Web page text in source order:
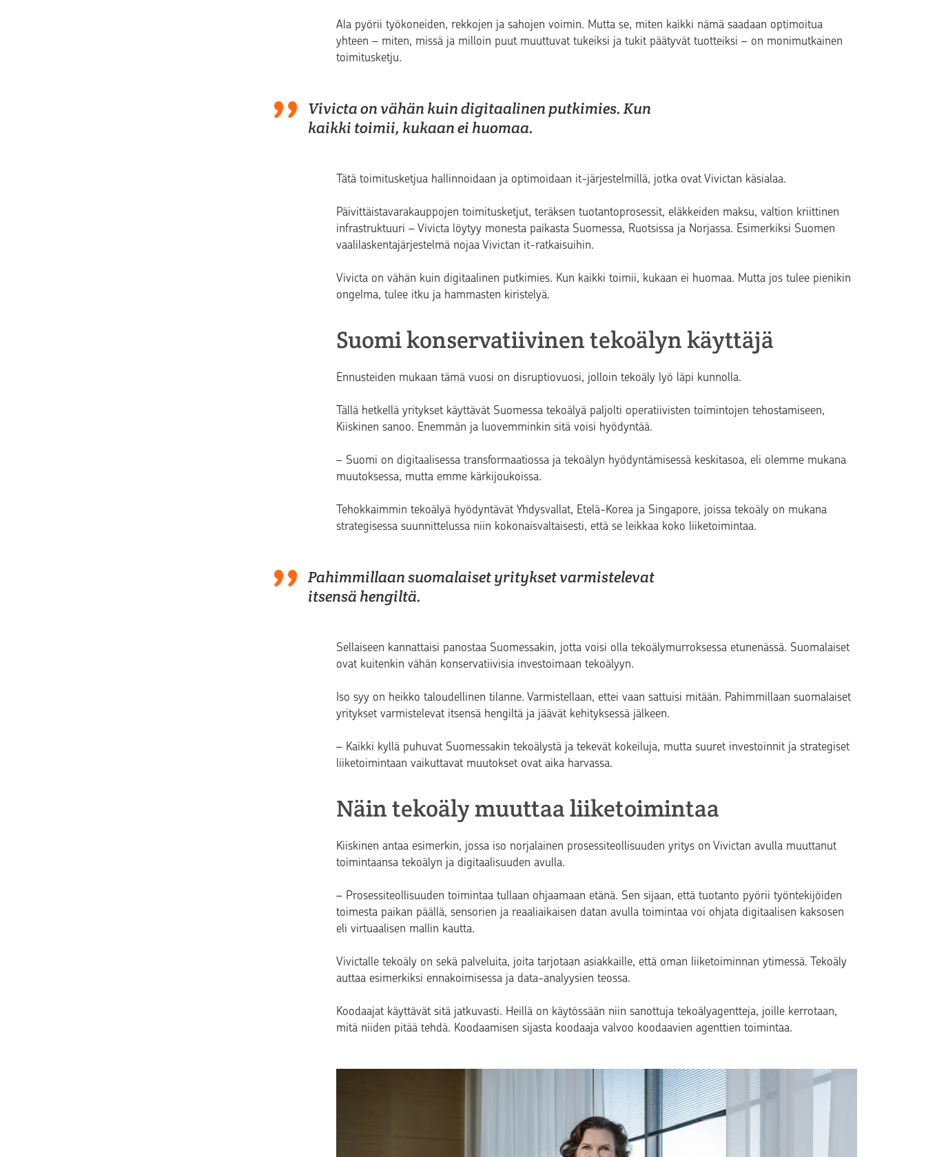
Ala pyörii työkoneiden, rekkojen ja sahojen voimin. Mutta se, miten kaikki nämä saadaan optimoitua
yhteen – miten, missä ja milloin puut muuttuvat tukeiksi ja tukit päätyvät tuotteiksi – on monimutkainen
toimitusketju.
Vivicta on vähän kuin digitaalinen putkimies. Kun
kaikki toimii, kukaan ei huomaa.
Tätä toimitusketjua hallinnoidaan ja optimoidaan it-järjestelmillä, jotka ovat Vivictan käsialaa.
Päivittäistavarakauppojen toimitusketjut, teräksen tuotantoprosessit, eläkkeiden maksu, valtion kriittinen
infrastruktuuri – Vivicta löytyy monesta paikasta Suomessa, Ruotsissa ja Norjassa. Esimerkiksi Suomen
vaalilaskentajärjestelmä nojaa Vivictan it-ratkaisuihin.
Vivicta on vähän kuin digitaalinen putkimies. Kun kaikki toimii, kukaan ei huomaa. Mutta jos tulee pienikin
ongelma, tulee itku ja hammasten kiristelyä.
Suomi konservatiivinen tekoälyn käyttäjä
Ennusteiden mukaan tämä vuosi on disruptiovuosi, jolloin tekoäly lyö läpi kunnolla.
Tällä hetkellä yritykset käyttävät Suomessa tekoälyä paljolti operatiivisten toimintojen tehostamiseen,
Kiiskinen sanoo. Enemmän ja luovemminkin sitä voisi hyödyntää.
– Suomi on digitaalisessa transformaatiossa ja tekoälyn hyödyntämisessä keskitasoa, eli olemme mukana
muutoksessa, mutta emme kärkijoukoissa.
Tehokkaimmin tekoälyä hyödyntävät Yhdysvallat, Etelä-Korea ja Singapore, joissa tekoäly on mukana
strategisessa suunnittelussa niin kokonaisvaltaisesti, että se leikkaa koko liiketoimintaa.
Pahimmillaan suomalaiset yritykset varmistelevat
itsensä hengiltä.
Sellaiseen kannattaisi panostaa Suomessakin, jotta voisi olla tekoälymurroksessa etunenässä. Suomalaiset
ovat kuitenkin vähän konservatiivisia investoimaan tekoälyyn.
Iso syy on heikko taloudellinen tilanne. Varmistellaan, ettei vaan sattuisi mitään. Pahimmillaan suomalaiset
yritykset varmistelevat itsensä hengiltä ja jäävät kehityksessä jälkeen.
– Kaikki kyllä puhuvat Suomessakin tekoälystä ja tekevät kokeiluja, mutta suuret investoinnit ja strategiset
liiketoimintaan vaikuttavat muutokset ovat aika harvassa.
Näin tekoäly muuttaa liiketoimintaa
Kiiskinen antaa esimerkin, jossa iso norjalainen prosessiteollisuuden yritys on Vivictan avulla muuttanut
toimintaansa tekoälyn ja digitaalisuuden avulla.
– Prosessiteollisuuden toimintaa tullaan ohjaamaan etänä. Sen sijaan, että tuotanto pyörii työntekijöiden
toimesta paikan päällä, sensorien ja reaaliaikaisen datan avulla toimintaa voi ohjata digitaalisen kaksosen
eli virtuaalisen mallin kautta.
Vivictalle tekoäly on sekä palveluita, joita tarjotaan asiakkaille, että oman liiketoiminnan ytimessä. Tekoäly
auttaa esimerkiksi ennakoimisessa ja data-analyysien teossa.
Koodaajat käyttävät sitä jatkuvasti. Heillä on käytössään niin sanottuja tekoälyagentteja, joille kerrotaan,
mitä niiden pitää tehdä. Koodaamisen sijasta koodaaja valvoo koodaavien agenttien toimintaa.